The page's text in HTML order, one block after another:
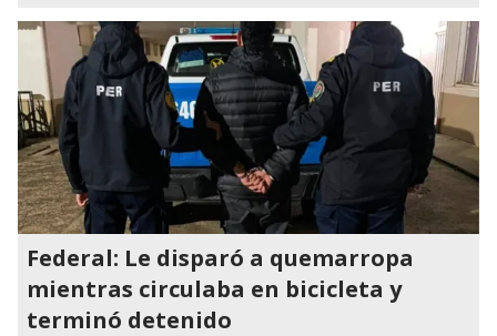
Federal: Le disparó a quemarropa
mientras circulaba en bicicleta y
terminó detenido